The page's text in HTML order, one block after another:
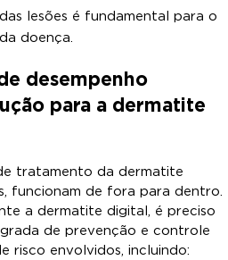
lesões é fundamental para o
doença.
desempenho
para a dermatite
tratamento da dermatite
funcionam de fora para dentro.
a dermatite digital, é preciso
de prevenção e controle
risco envolvidos, incluindo: